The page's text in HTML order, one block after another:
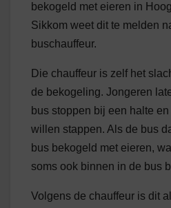
bekogeld met eieren in
Sikkom weet dit te melden
buschauffeur.
Die chauffeur is zelf het
de bekogeling. Jongeren
bus stoppen bij een halte
willen stappen. Als de bus
bus bekogeld met eieren,
soms ook binnen in de bus
Volgens de chauffeur is dit